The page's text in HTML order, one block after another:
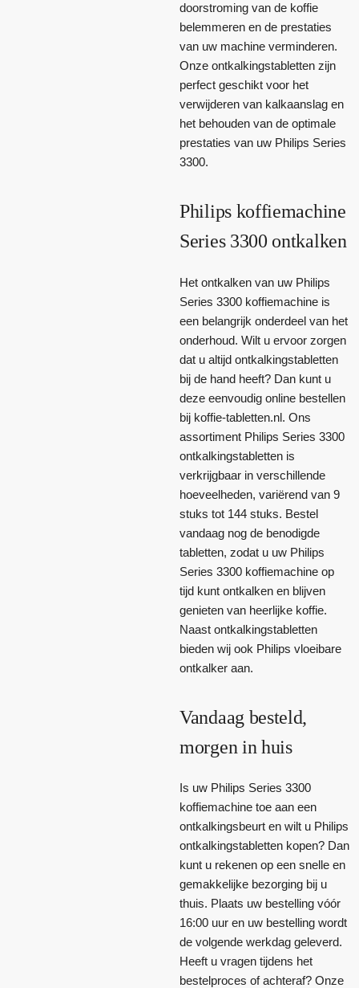
doorstroming van de koffie
belemmeren en de prestaties
van uw machine verminderen.
Onze ontkalkingstabletten zijn
perfect geschikt voor het
verwijderen van kalkaanslag en
het behouden van de optimale
prestaties van uw Philips Series
3300.
Philips koffiemachine
Series 3300 ontkalken
Het ontkalken van uw Philips
Series 3300 koffiemachine is
een belangrijk onderdeel van het
onderhoud. Wilt u ervoor zorgen
dat u altijd ontkalkingstabletten
bij de hand heeft? Dan kunt u
deze eenvoudig online bestellen
bij koffie-tabletten.nl. Ons
assortiment Philips Series 3300
ontkalkingstabletten is
verkrijgbaar in verschillende
hoeveelheden, variërend van 9
stuks tot 144 stuks. Bestel
vandaag nog de benodigde
tabletten, zodat u uw Philips
Series 3300 koffiemachine op
tijd kunt ontkalken en blijven
genieten van heerlijke koffie.
Naast ontkalkingstabletten
bieden wij ook Philips vloeibare
ontkalker aan.
Vandaag besteld,
morgen in huis
Is uw Philips Series 3300
koffiemachine toe aan een
ontkalkingsbeurt en wilt u Philips
ontkalkingstabletten kopen? Dan
kunt u rekenen op een snelle en
gemakkelijke bezorging bij u
thuis. Plaats uw bestelling vóór
16:00 uur en uw bestelling wordt
de volgende werkdag geleverd.
Heeft u vragen tijdens het
bestelproces of achteraf? Onze